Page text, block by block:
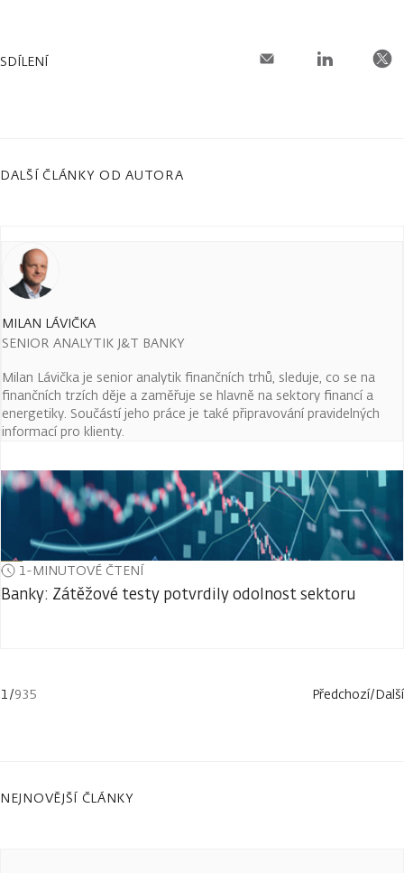
SDÍLENÍ
DALŠÍ ČLÁNKY OD AUTORA
MILAN LÁVIČKA
SENIOR ANALYTIK J&T BANKY
Milan Lávička je senior analytik finančních trhů, sleduje, co se na
finančních trzích děje a zaměřuje se hlavně na sektory financí a
energetiky. Součástí jeho práce je také připravování pravidelných
informací pro klienty.
1-MINUTOVÉ ČTENÍ
Banky: Zátěžové testy potvrdily odolnost sektoru
1/935 Předchozí/Další
NEJNOVĚJŠÍ ČLÁNKY